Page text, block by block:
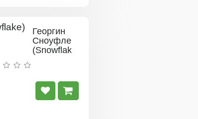
Георгин
Сноуфлейк
(Snowflake)